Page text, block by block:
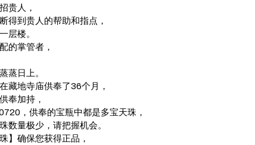
贵人，
得到贵人的帮助和指点，
层楼。
的掌管者，
蒸日上。
藏地寺庙供奉了36个月，
奉加持，
，供奉的宝瓶中都是多宝天珠，
数量极少，请把握机会。
】确保您获得正品，